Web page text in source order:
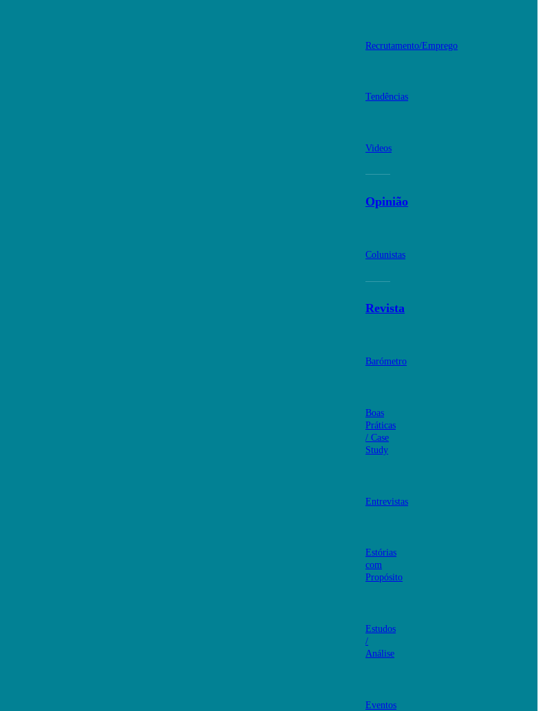
Recrutamento/Emprego
Tendências
Videos
Opinião
Colunistas
Revista
Barómetro
Boas
Práticas
/ Case
Study
Entrevistas
Estórias
com
Propósito
Estudos
/
Análise
Eventos